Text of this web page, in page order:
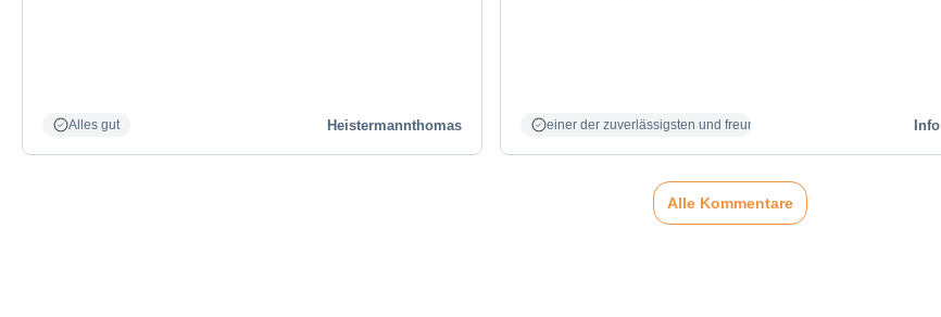
Alles gut Heistermannthomas einer der zuverlässigsten und freundlichsten Partner Info
Alle Kommentare